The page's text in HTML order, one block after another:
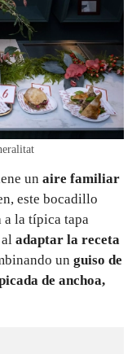
un aire familiar
este bocadillo
a la típica tapa
adaptar la receta
un guiso de
de anchoa,